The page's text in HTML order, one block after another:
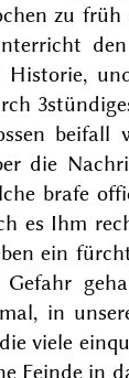
zu
den
beifall
die
brafe
es Ihm
ein
in
viele
Feinde in